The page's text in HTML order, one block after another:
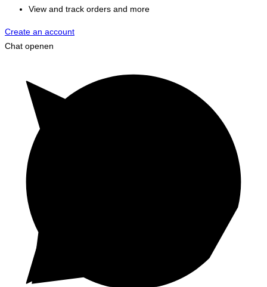
View and track orders and more
Create an account
Chat openen